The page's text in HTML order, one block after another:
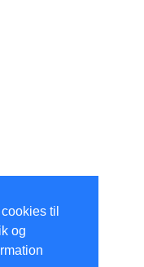
til
og